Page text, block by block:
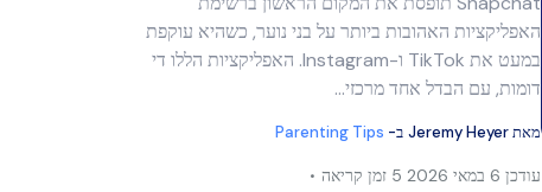
האפליקציות האהובות ביותר על בני נוער, כשהיא עוקפת
במעט את TikTok ו-Instagram. האפליקציות הללו די
דומות, עם הבדל אחד מרכזי…
מאתJeremy Heyer ב- Parenting Tips
עודכן 5 זמן קריאה